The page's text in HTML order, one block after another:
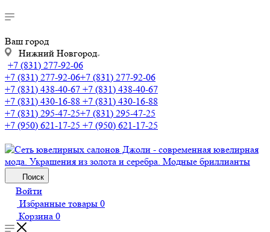
Ваш город
Нижний Новгород
+7 (831) 277-92-06
+7 (831) 277-92-06+7 (831) 277-92-06
+7 (831) 438-40-67 +7 (831) 438-40-67
+7 (831) 430-16-88 +7 (831) 430-16-88
+7 (831) 295-47-25+7 (831) 295-47-25
+7 (950) 621-17-25 +7 (950) 621-17-25
Поиск
Войти
Избранные товары 0
Корзина 0